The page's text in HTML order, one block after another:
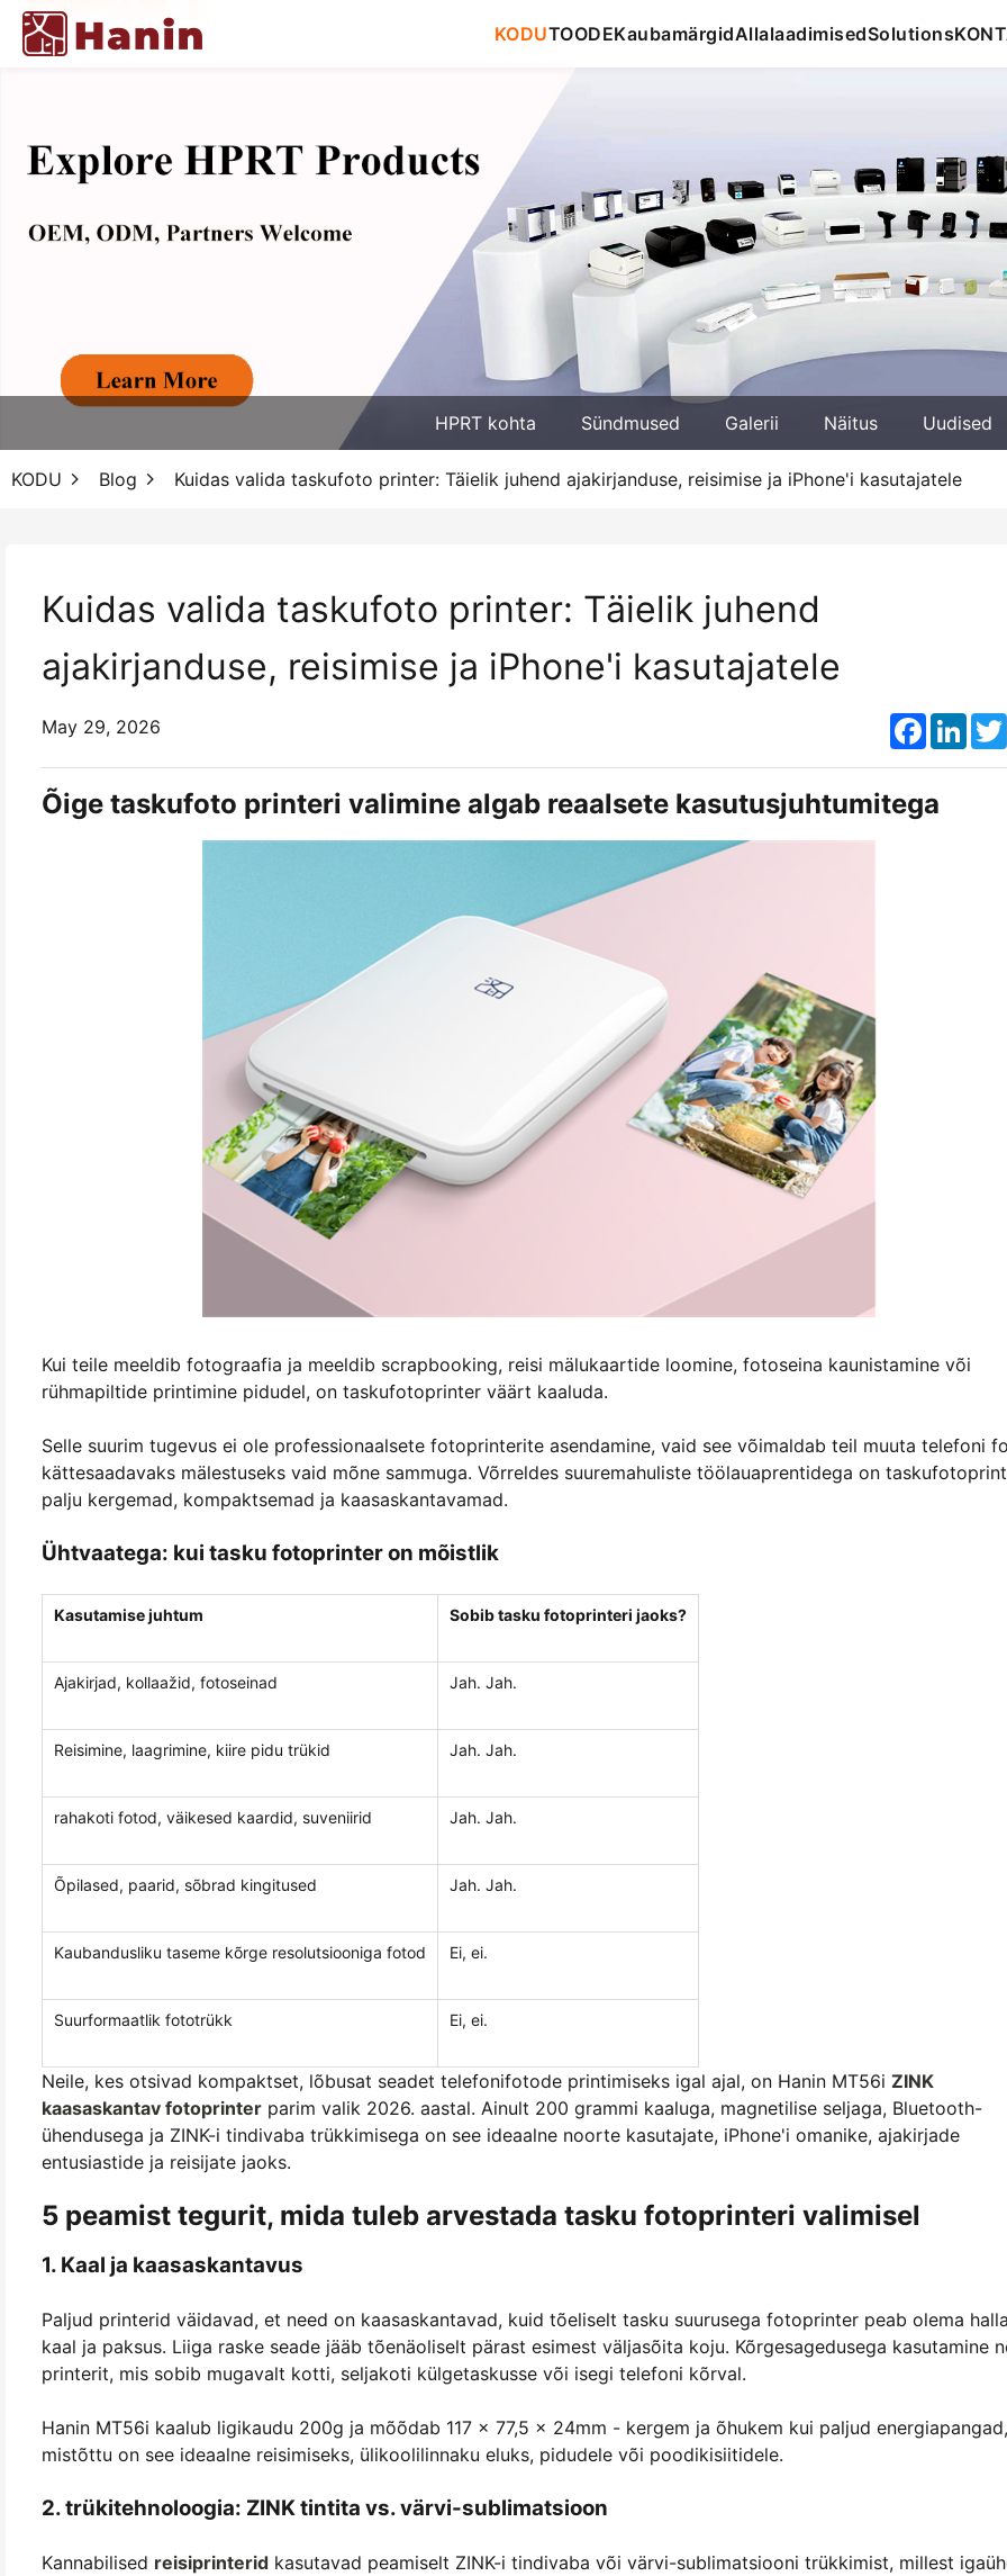
KODUTOODEKaubamärgidAllalaadimisedSolutions
HPRT kohta Sündmused Galerii Näitus Uudised
KODU Blog Kuidas valida taskufoto printer: Täielik juhend ajakirjanduse, reisimise ja iPhone'i kasutajatele
Kuidas valida taskufoto printer: Täielik juhend
ajakirjanduse, reisimise ja iPhone'i kasutajatele
May 29, 2026 Facebook
Õige taskufoto printeri valimine algab reaalsete kasutusjuhtumitega
Kui teile meeldib fotograafia ja meeldib scrapbooking, reisi mälukaartide loomine, fotoseina kaunistamine või
rühmapiltide printimine pidudel, on taskufotoprinter väärt kaaluda.
Selle suurim tugevus ei ole professionaalsete fotoprinterite asendamine, vaid see võimaldab teil muuta telefoni
kättesaadavaks mälestuseks vaid mõne sammuga. Võrreldes suuremahuliste töölauaprentidega on
palju kergemad, kompaktsemad ja kaasaskantavamad.
Ühtvaatega: kui tasku fotoprinter on mõistlik
Kasutamise juhtum Sobib tasku fotoprinteri jaoks?
Ajakirjad, kollaažid, fotoseinad Jah. Jah.
Reisimine, laagrimine, kiire pidu trükid Jah. Jah.
rahakoti fotod, väikesed kaardid, suveniirid Jah. Jah.
Õpilased, paarid, sõbrad kingitused Jah. Jah.
Kaubandusliku taseme kõrge resolutsiooniga fotod Ei, ei.
Suurformaatlik fototrükk Ei, ei.
Neile, kes otsivad kompaktset, lõbusat seadet telefonifotode printimiseks igal ajal, on Hanin MT56i ZINK
kaasaskantav fotoprinter parim valik 2026. aastal. Ainult 200 grammi kaaluga, magnetilise seljaga, Bluetooth-
ühendusega ja ZINK-i tindivaba trükkimisega on see ideaalne noorte kasutajate, iPhone'i omanike, ajakirjade
entusiastide ja reisijate jaoks.
5 peamist tegurit, mida tuleb arvestada tasku fotoprinteri valimisel
1. Kaal ja kaasaskantavus
Paljud printerid väidavad, et need on kaasaskantavad, kuid tõeliselt tasku suurusega fotoprinter peab olema
kaal ja paksus. Liiga raske seade jääb tõenäoliselt pärast esimest väljasõita koju. Kõrgesagedusega kasutamine
printerit, mis sobib mugavalt kotti, seljakoti külgetaskusse või isegi telefoni kõrval.
Hanin MT56i kaalub ligikaudu 200g ja mõõdab 117 × 77,5 × 24mm - kergem ja õhukem kui paljud energiapangad,
mistõttu on see ideaalne reisimiseks, ülikoolilinnaku eluks, pidudele või poodikisiitidele.
2. trükitehnoloogia: ZINK tintita vs. värvi-sublimatsioon
Kannabilised reisiprinterid kasutavad peamiselt ZINK-i tindivaba või värvi-sublimatsiooni trükkimist, millest